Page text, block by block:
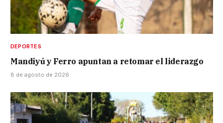
DEPORTES
Mandiyú y Ferro apuntan a retomar el liderazgo
8 de agosto de 2026